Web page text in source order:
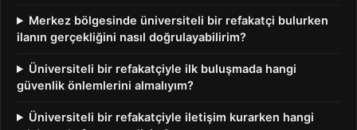
Merkez bölgesinde üniversiteli bir refakatçi bulurken
ilanın gerçekliğini nasıl doğrulayabilirim?
Üniversiteli bir refakatçiyle ilk buluşmada hangi
güvenlik önlemlerini almalıyım?
Üniversiteli bir refakatçiyle iletişim kurarken hangi